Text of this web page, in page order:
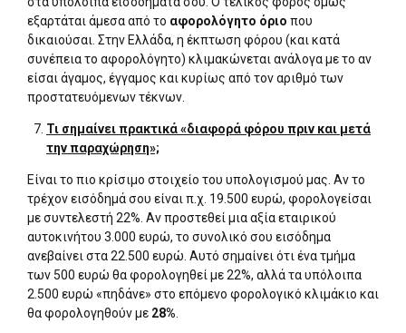
εξαρτάται άμεσα από το αφορολόγητο όριο που
δικαιούσαι. Στην Ελλάδα, η έκπτωση φόρου (και κατά
συνέπεια το αφορολόγητο) κλιμακώνεται ανάλογα με το αν
είσαι άγαμος, έγγαμος και κυρίως από τον αριθμό των
προστατευόμενων τέκνων.
Τι σημαίνει πρακτικά «διαφορά φόρου πριν και μετά
την παραχώρηση»;
Είναι το πιο κρίσιμο στοιχείο του υπολογισμού μας. Αν το
τρέχον εισόδημά σου είναι π.χ. 19.500 ευρώ, φορολογείσαι
με συντελεστή 22%. Αν προστεθεί μια αξία εταιρικού
αυτοκινήτου 3.000 ευρώ, το συνολικό σου εισόδημα
ανεβαίνει στα 22.500 ευρώ. Αυτό σημαίνει ότι ένα τμήμα
των 500 ευρώ θα φορολογηθεί με 22%, αλλά τα υπόλοιπα
2.500 ευρώ «πηδάνε» στο επόμενο φορολογικό κλιμάκιο και
θα φορολογηθούν με 28%